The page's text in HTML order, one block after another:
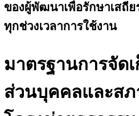
ของผู้พัฒนาเพื่อรักษาเสถี
ทุกช่วงเวลาการใช้งาน
มาตรฐานการจัด
ส่วนบุคคลและสภ